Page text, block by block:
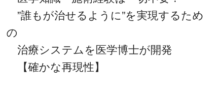
”誰もが治せるように”を実現するため
の
治療システムを医学博士が開発
【確かな再現性】